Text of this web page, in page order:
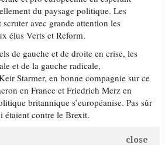
du paysage politique. Les
avec grande attention les
élus Verts et Reform.
de gauche et de droite en crise, les
et de la gauche radicale,
Starmer, en bonne compagnie sur ce
en France et Friedrich Merz en
britannique s’européanise. Pas sûr
étaient contre le Brexit.
close